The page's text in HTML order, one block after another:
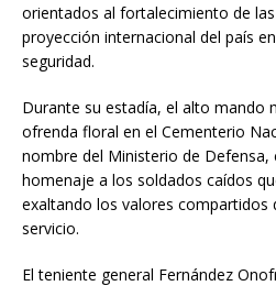
orientados al fortalecimiento de
proyección internacional del país
seguridad.
Durante su estadía, el alto mando
ofrenda floral en el Cementerio
nombre del Ministerio de
homenaje a los soldados caídos
exaltando los valores compartidos
servicio.
El teniente general Fernández